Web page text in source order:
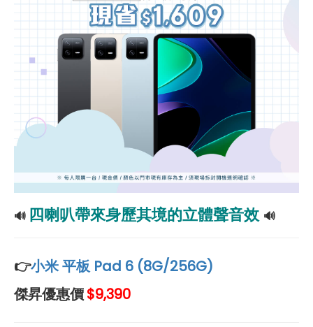
🔊 四喇叭帶來身歷其境的立體聲音效 🔊
👉小米 平板 Pad 6 (8G/256G)
傑昇優惠價$9,390